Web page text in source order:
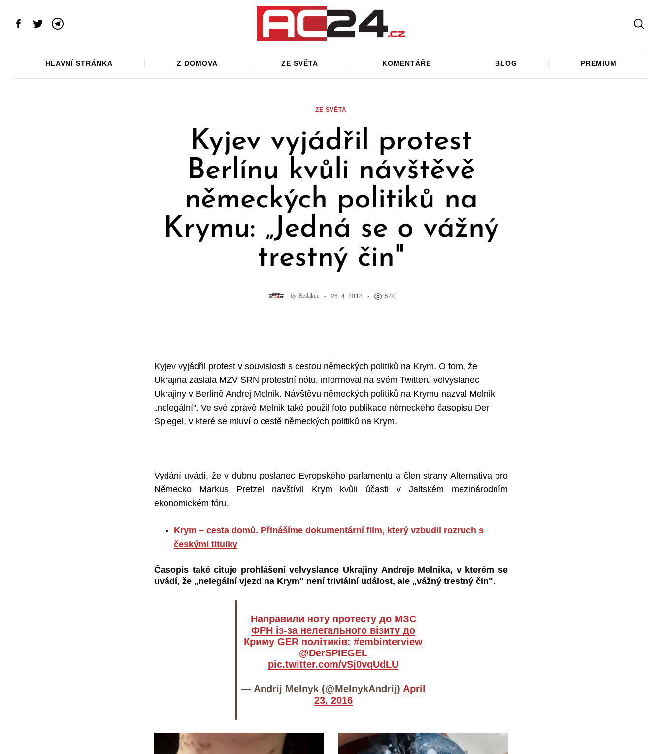
Facebook
TwitterTelegram
HLAVNÍ STRÁNKA Z DOMOVA ZE SVĚTA KOMENTÁŘE BLOG PREMIUM
ZE SVĚTA
Kyjev vyjádřil protest
Berlínu kvůli návštěvě
německých politiků na
Krymu: „Jedná se o vážný
trestný čin"
by Redakce 26. 4. 2018 540
Kyjev vyjádřil protest v souvislosti s cestou německých politiků na Krym. O tom, že
Ukrajina zaslala MZV SRN protestní nótu, informoval na svém Twitteru velvyslanec
Ukrajiny v Berlíně Andrej Melnik. Návštěvu německých politiků na Krymu nazval Melnik
„nelegální". Ve své zprávě Melnik také použil foto publikace německého časopisu Der
Spiegel, v které se mluví o cestě německých politiků na Krym.
Vydání uvádí, že v dubnu poslanec Evropského parlamentu a člen strany Alternativa pro
Německo Markus Pretzel navštívil Krym kvůli účasti v Jaltském mezinárodním
ekonomickém fóru.
Krym – cesta domů. Přinášíme dokumentární film, který vzbudil rozruch s
českými titulky
Časopis také cituje prohlášení velvyslance Ukrajiny Andreje Melnika, v kterém se
uvádí, že „nelegální vjezd na Krym" není triviální událost, ale „vážný trestný čin".
Направили ноту протесту до МЗС
ФРН із-за нелегального візиту до
Криму GER політиків: #embinterview
@DerSPIEGEL
pic.twitter.com/vSj0vqUdLU
— Andrij Melnyk (@MelnykAndrij) April
23, 2016